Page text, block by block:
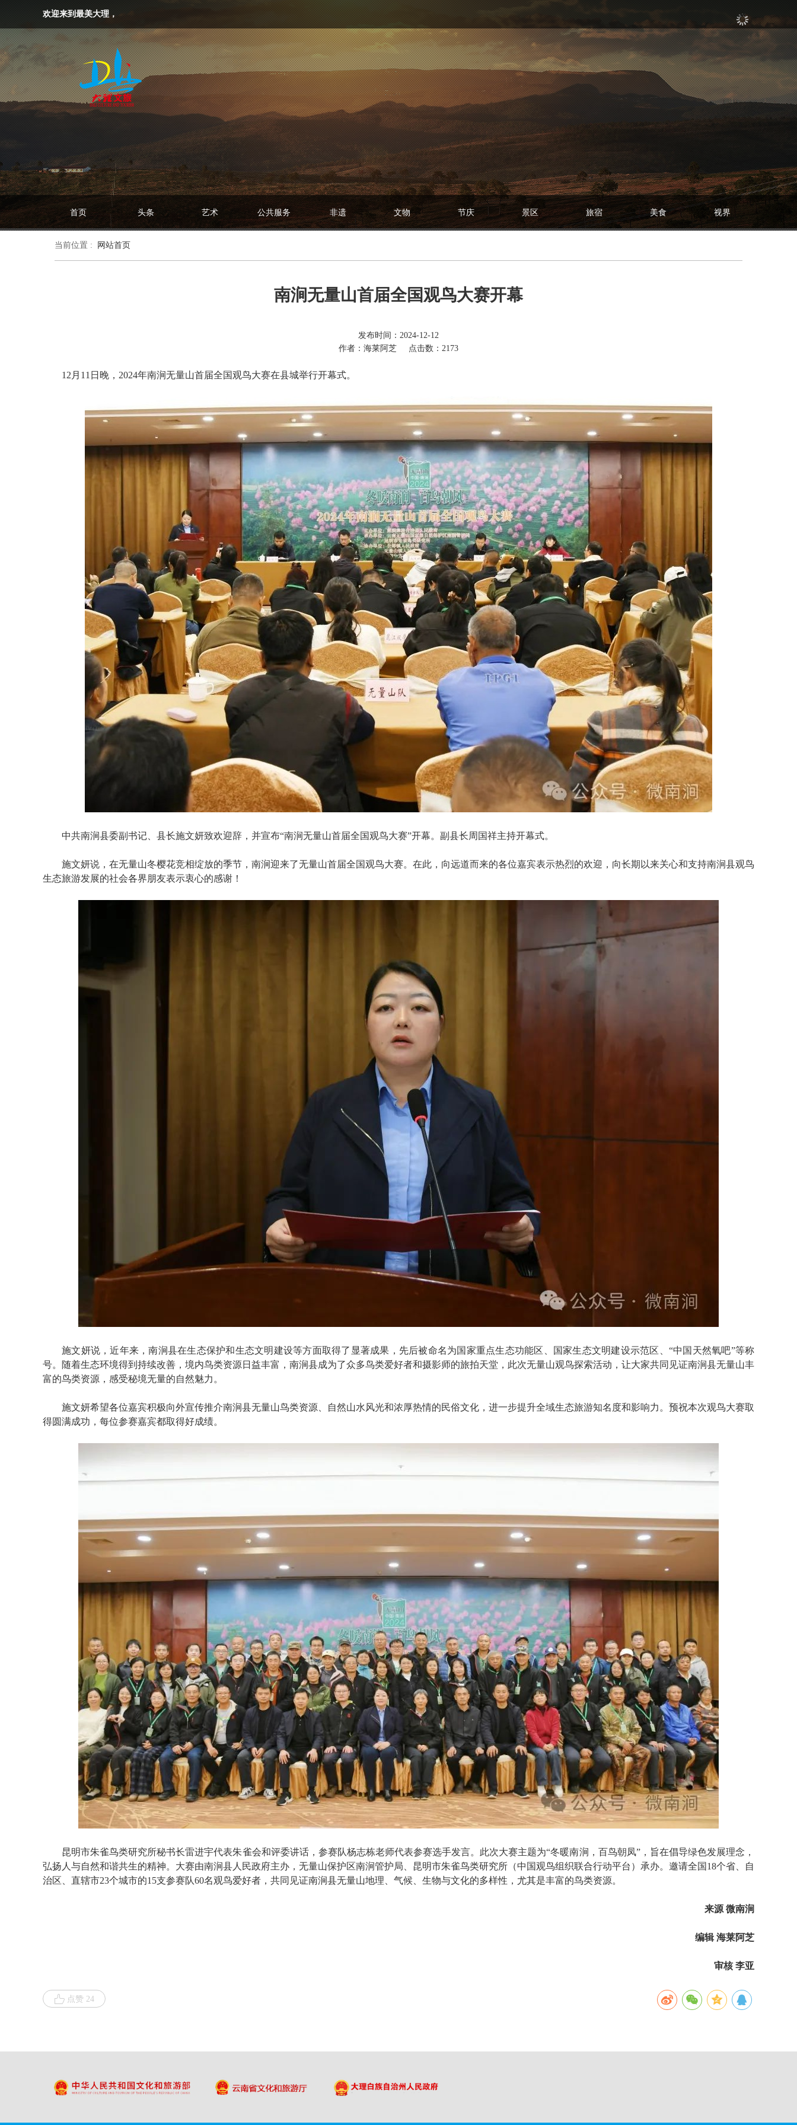
欢迎来到最美大理，
首页 头条 艺术 公共服务 非遗 文物 节庆 景区 旅宿 美食 视界
当前位置 : 网站首页
南涧无量山首届全国观鸟大赛开幕
发布时间：2024-12-12
作者：海莱阿芝
点击数：2173
12月11日晚，2024年南涧无量山首届全国观鸟大赛在县城举行开幕式。
中共南涧县委副书记、县长施文妍致欢迎辞，并宣布“南涧无量山首届全国观鸟大赛”开幕。副县长周国祥主持开幕式。
施文妍说，在无量山冬樱花竞相绽放的季节，南涧迎来了无量山首届全国观鸟大赛。在此，向远道而来的各位嘉宾表示热烈的欢迎，向长期以来关心和支持南涧县观鸟
生态旅游发展的社会各界朋友表示衷心的感谢！
施文妍说，近年来，南涧县在生态保护和生态文明建设等方面取得了显著成果，先后被命名为国家重点生态功能区、国家生态文明建设示范区、“中国天然氧吧”等称
号。随着生态环境得到持续改善，境内鸟类资源日益丰富，南涧县成为了众多鸟类爱好者和摄影师的旅拍天堂，此次无量山观鸟探索活动，让大家共同见证南涧县无量山丰
富的鸟类资源，感受秘境无量的自然魅力。
施文妍希望各位嘉宾积极向外宣传推介南涧县无量山鸟类资源、自然山水风光和浓厚热情的民俗文化，进一步提升全域生态旅游知名度和影响力。预祝本次观鸟大赛取
得圆满成功，每位参赛嘉宾都取得好成绩。
昆明市朱雀鸟类研究所秘书长雷进宇代表朱雀会和评委讲话，参赛队杨志栋老师代表参赛选手发言。此次大赛主题为“冬暖南涧，百鸟朝凤”，旨在倡导绿色发展理念，
弘扬人与自然和谐共生的精神。大赛由南涧县人民政府主办，无量山保护区南涧管护局、昆明市朱雀鸟类研究所（中国观鸟组织联合行动平台）承办。邀请全国18个省、自
治区、直辖市23个城市的15支参赛队60名观鸟爱好者，共同见证南涧县无量山地理、气候、生物与文化的多样性，尤其是丰富的鸟类资源。
来源 微南涧
编辑 海莱阿芝
审核 李亚
点赞 24